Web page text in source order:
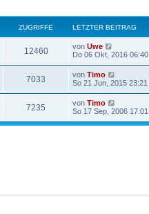
ZUGRIFFE LETZTER BEITRAG
12460 von Uwe
Do 06 Okt, 2016 06:40
7033 von Timo
So 21 Jun, 2015 23:21
7235 von Timo
So 17 Sep, 2006 17:01